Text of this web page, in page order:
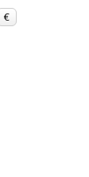
€